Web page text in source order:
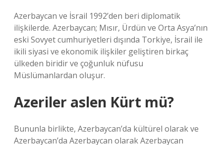
Azerbaycan ve İsrail 1992’den beri diplomatik
ilişkilerde. Azerbaycan; Mısır, Ürdün ve Orta Asya’nın
eski Sovyet cumhuriyetleri dışında Torkiye, İsrail ile
ikili siyasi ve ekonomik ilişkiler geliştiren birkaç
ülkeden biridir ve çoğunluk nüfusu
Müslümanlardan oluşur.
Azeriler aslen Kürt mü?
Bununla birlikte, Azerbaycan’da kültürel olarak ve
Azerbaycan’da Azerbaycan olarak Azerbaycan